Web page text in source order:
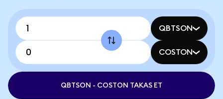
QBTSON
COSTON
QBTSON - COSTON TAKAS ET